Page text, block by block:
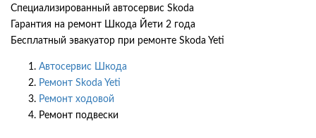
Специализированный автосервис Skoda
Гарантия на ремонт Шкода Йети 2 года
Бесплатный эвакуатор при ремонте Skoda Yeti
Автосервис Шкода
Ремонт Skoda Yeti
Ремонт ходовой
Ремонт подвески